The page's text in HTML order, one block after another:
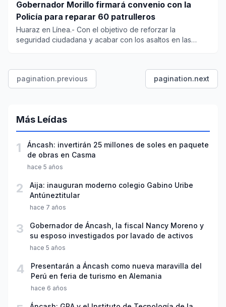
Gobernador Morillo firmará convenio con la
Policía para reparar 60 patrulleros
Huaraz en Línea.- Con el objetivo de reforzar la
seguridad ciudadana y acabar con los asaltos en las
pagination.previous pagination.next
Más Leídas
1
Áncash: invertirán 25 millones de soles en paquete
de obras en Casma
hace 5 años
2
Aija: inauguran moderno colegio Gabino Uribe
Antúneztitular
hace 7 años
3
Gobernador de Áncash, la fiscal Nancy Moreno y
su esposo investigados por lavado de activos
hace 5 años
4
Presentarán a Áncash como nueva maravilla del
Perú en feria de turismo en Alemania
hace 6 años